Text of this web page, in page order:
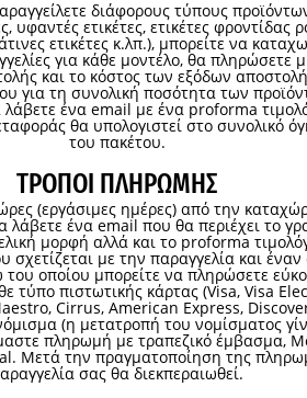
διάφορους τύπους
υφαντές ετικέτες, ετικέτες φροντίδας
ετικέτες κ.λπ.), μπορείτε να
για κάθε μοντέλο, θα πληρώσετε
και το κόστος των εξόδων
για τη συνολική ποσότητα των
ένα email με ένα proforma
θα υπολογιστεί στο συνολικό
του πακέτου.
ΤΡΌΠΟΙ ΠΛΗΡΩΜΉΣ
(εργάσιμες ημέρες) από την
λάβετε ένα email που θα περιέχει το
μορφή αλλά και το proforma
σχετίζεται με την παραγγελία και
οποίου μπορείτε να πληρώσετε
τύπο πιστωτικής κάρτας (Visa, Visa
Cirrus, American Express,
(η μετατροπή του νομίσματος
πληρωμή με τραπεζικό έμβασμα,
Μετά την πραγματοποίηση της
σας θα διεκπεραιωθεί.